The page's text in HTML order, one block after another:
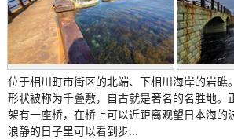
位于相川町市街区的北端、下相川海岸的岩礁
形状被称为千叠敷，自古就是著名的名胜地。
架有一座桥，在桥上可以近距离观望日本海的
浪静的日子里可以看到步...